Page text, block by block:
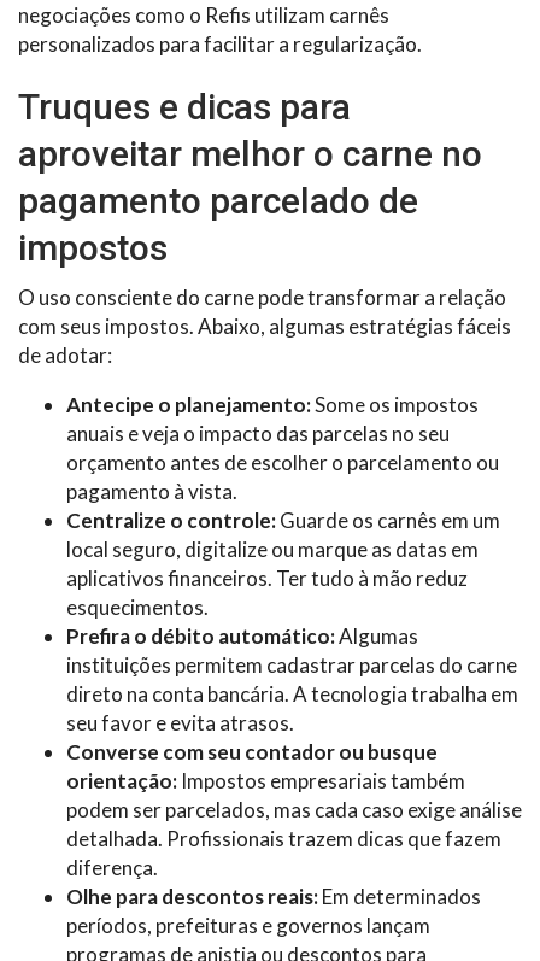
negociações como o Refis utilizam carnês
personalizados para facilitar a regularização.
Truques e dicas para
aproveitar melhor o carne no
pagamento parcelado de
impostos
O uso consciente do carne pode transformar a relação
com seus impostos. Abaixo, algumas estratégias fáceis
de adotar:
Antecipe o planejamento:Some os impostos
anuais e veja o impacto das parcelas no seu
orçamento antes de escolher o parcelamento ou
pagamento à vista.
Centralize o controle:Guarde os carnês em um
local seguro, digitalize ou marque as datas em
aplicativos financeiros. Ter tudo à mão reduz
esquecimentos.
Prefira o débito automático:Algumas
instituições permitem cadastrar parcelas do carne
direto na conta bancária. A tecnologia trabalha em
seu favor e evita atrasos.
Converse com seu contador ou busque
orientação: Impostos empresariais também
podem ser parcelados, mas cada caso exige análise
detalhada. Profissionais trazem dicas que fazem
diferença.
Olhe para descontos reais:Em determinados
períodos, prefeituras e governos lançam
programas de anistia ou descontos para